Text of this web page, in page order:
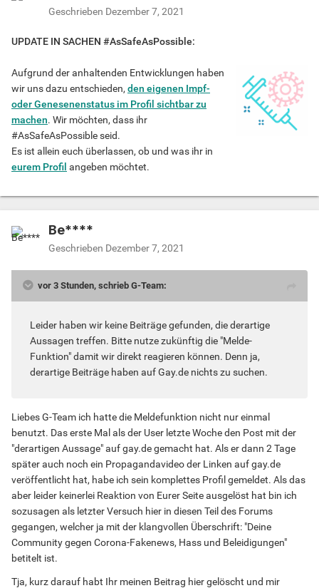
Geschrieben Dezember 7, 2021
UPDATE IN SACHEN #AsSafeAsPossible:
Aufgrund der anhaltenden Entwicklungen haben
wir uns dazu entschieden, den eigenen Impf-
oder Genesenenstatus im Profil sichtbar zu
machen. Wir möchten, dass ihr
#AsSafeAsPossible seid.
Es ist allein euch überlassen, ob und was ihr in
eurem Profil angeben möchtet.
Be****
Geschrieben Dezember 7, 2021
vor 3 Stunden, schrieb G-Team:
Leider haben wir keine Beiträge gefunden, die derartige
Aussagen treffen. Bitte nutze zukünftig die "Melde-
Funktion" damit wir direkt reagieren können. Denn ja,
derartige Beiträge haben auf Gay.de nichts zu suchen.
Liebes G-Team ich hatte die Meldefunktion nicht nur einmal
benutzt. Das erste Mal als der User letzte Woche den Post mit der
"derartigen Aussage" auf gay.de gemacht hat. Als er dann 2 Tage
später auch noch ein Propagandavideo der Linken auf gay.de
veröffentlicht hat, habe ich sein komplettes Profil gemeldet. Als das
aber leider keinerlei Reaktion von Eurer Seite ausgelöst hat bin ich
sozusagen als letzter Versuch hier in diesen Teil des Forums
gegangen, welcher ja mit der klangvollen Überschrift: "Deine
Community gegen Corona-Fakenews, Hass und Beleidigungen"
betitelt ist.
Tja, kurz darauf habt Ihr meinen Beitrag hier gelöscht und mir